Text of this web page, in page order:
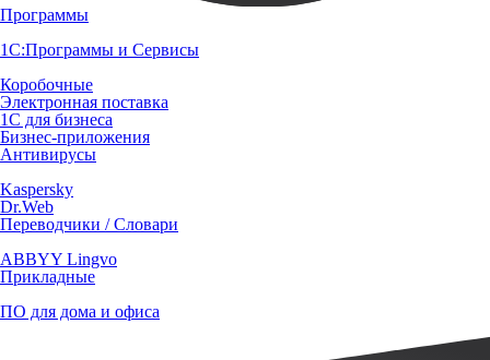
Программы
1С:Программы и Сервисы
Коробочные
Электронная поставка
1С для бизнеса
Бизнес-приложения
Антивирусы
Kaspersky
Dr.Web
Переводчики / Словари
ABBYY Lingvo
Прикладные
ПО для дома и офиса